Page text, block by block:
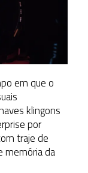
em que o
klingons
por
traje de
memória da